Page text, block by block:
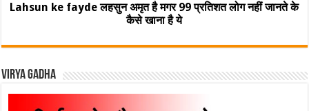
Lahsun ke fayde लहसुन अमृत है मगर 99 प्रतिशत लोग नहीं जानते के
कैसे खाना है ये
Virya Gadha